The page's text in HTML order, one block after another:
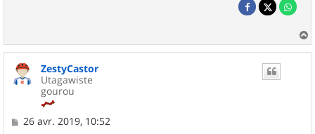
a
ZestyCastor
Utagawiste
gourou
M
26 avr. 2019, 10:52